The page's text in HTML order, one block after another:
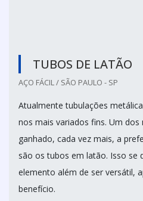
TUBOS DE LATÃO
AÇO FÁCIL / SÃO PAULO - SP
Atualmente tubulações
nos mais variados fins. Um
ganhado, cada vez mais, a
são os tubos em latão. Isso se
elemento além de ser versátil,
benefício.